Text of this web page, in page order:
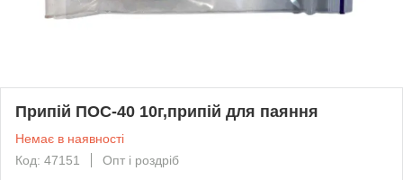
Припій ПОС-40 10г,припій для паяння
Немає в наявності
Код: 47151
Опт і роздріб